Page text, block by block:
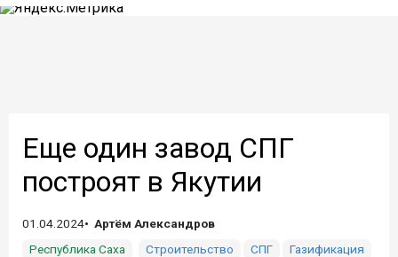
Еще один завод СПГ
построят в Якутии
01.04.2024
Артём Александров
Республика Саха
Строительство СПГ Газификация